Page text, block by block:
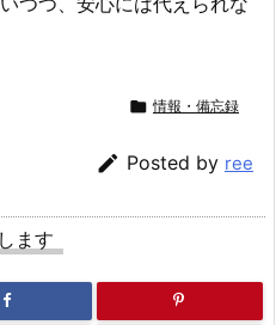
 情報・備忘録
 Posted by ree
ます